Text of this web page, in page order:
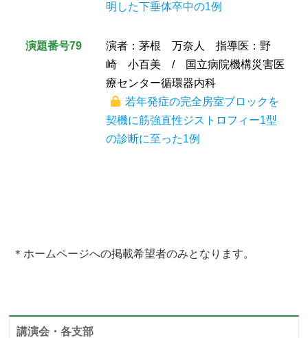
明した下垂体卒中の1例
演題番号79
演者：茅根 万奈人 指導医：野
崎 小百美 / 国立病院機構災害医
療センター循環器内科
若年発症の完全房室ブロックを
契機に筋強直性ジストロフィー1型
の診断に至った1例
＊ホームページへの掲載希望者のみとなります。
講演会・各支部